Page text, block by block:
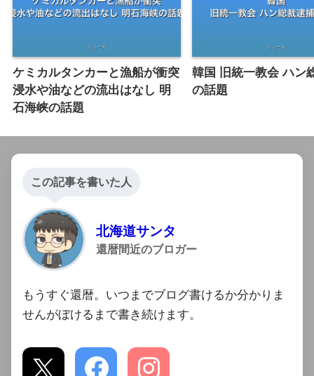
ケミカルタンカーと漁船が衝突
浸水や油などの流出はなし 明
石海峡の話題
韓国 旧統一教会 ハン
の話題
この記事を書いた人
北海道サンタ
還暦間近のブロガー
もうすぐ還暦。いつまでブログ書けるか分かりま
せんがぼけるまで書き続けます。